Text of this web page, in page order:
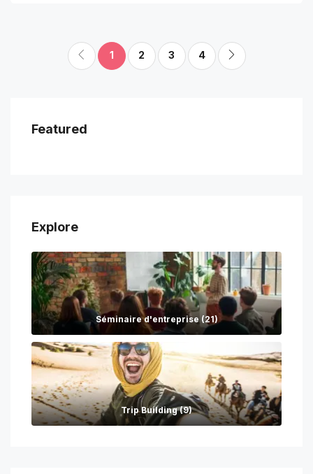
1 2 3 4
Featured
Explore
Séminaire d'entreprise (21)
Trip Building (9)